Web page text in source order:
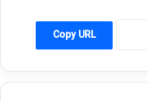
Copy URL